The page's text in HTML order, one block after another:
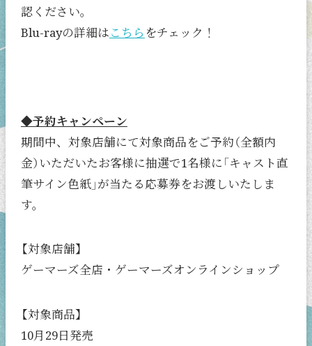
認ください。
Blu-rayの詳細はこちら をチェック！
◆予約キャンペーン
期間中、対象店舗にて対象商品をご予約（全額内
金）いただいたお客様に抽選で1名様に「キャスト直
筆サイン色紙」が当たる応募券をお渡しいたしま
す。
【対象店舗】
ゲーマーズ全店・ゲーマーズオンラインショップ
【対象商品】
10月29日発売